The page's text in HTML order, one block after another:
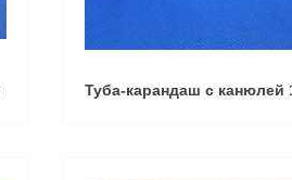
Туба-карандаш с канюлей